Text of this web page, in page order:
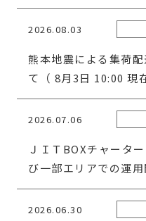
2026.08.03
熊本地震による集荷
て（ 8月3日 10:00 現在
2026.07.06
ＪＩＴBOXチャータ
び一部エリアでの運
2026.06.30